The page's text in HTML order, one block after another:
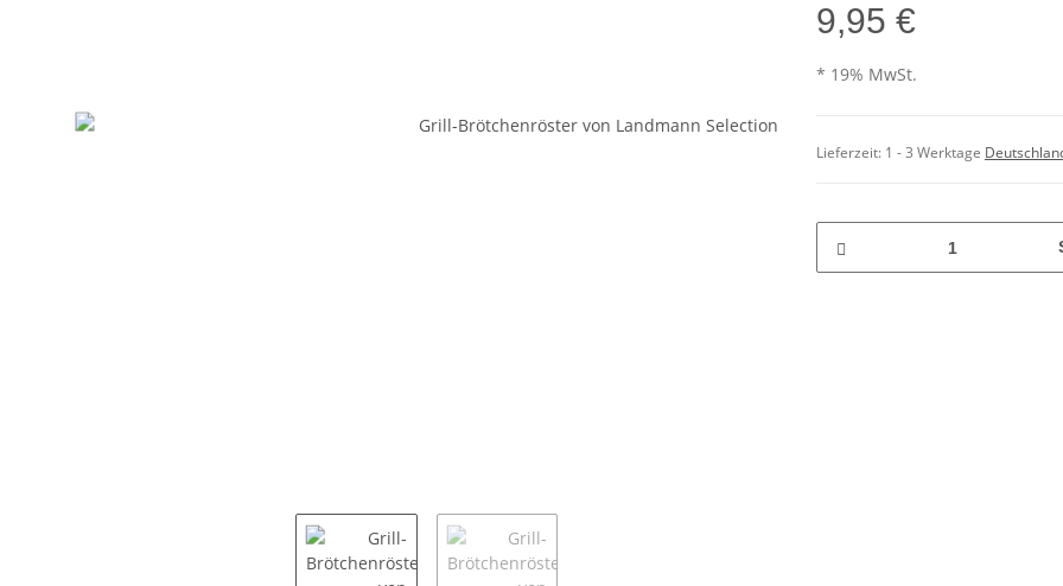
9,95 €
* 19% MwSt.
Lieferzeit: 1 - 3 Werktage